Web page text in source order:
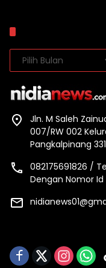
Arsip
Jln. M Saleh
007/RW 002
Pangkalpinang
082175691826 /
Dengan Nomor Id